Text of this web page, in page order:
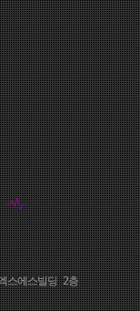
스에스빌딩 2층